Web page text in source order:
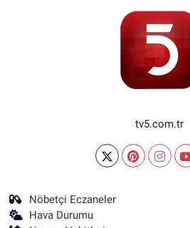
tv5.com.tr
Nöbetçi Eczaneler
Hava Durumu